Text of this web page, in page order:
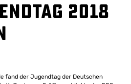
2018
fand der Jugendtag der Deutschen